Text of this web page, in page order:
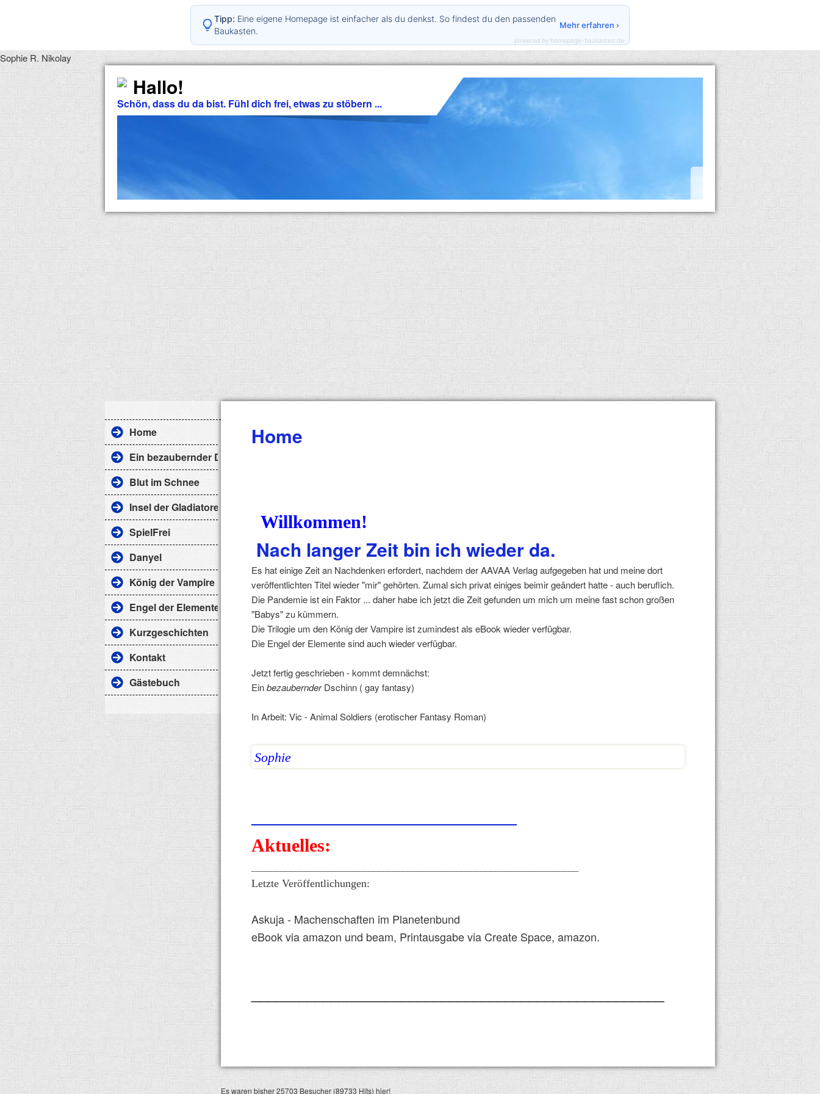
Sophie R. Nikolay
Hallo!
Schön, dass du da bist. Fühl dich frei, etwas zu stöbern ...
Home
Ein bezaubernder Dschinn
Blut im Schnee
Insel der Gladiatoren
SpielFrei
Danyel
König der Vampire
Engel der Elemente
Kurzgeschichten
Kontakt
Gästebuch
Home
Willkommen!
Nach langer Zeit bin ich wieder da.
Es hat einige Zeit an Nachdenken erfordert, nachdem der AAVAA Verlag aufgegeben hat und meine dort
veröffentlichten Titel wieder "mir" gehörten. Zumal sich privat einiges beimir geändert hatte - auch beruflich.
Die Pandemie ist ein Faktor ... daher habe ich jetzt die Zeit gefunden um mich um meine fast schon großen
"Babys" zu kümmern.
Die Trilogie um den König der Vampire ist zumindest als eBook wieder verfügbar.
Die Engel der Elemente sind auch wieder verfügbar.
Jetzt fertig geschrieben - kommt demnächst:
EinbezaubernderDschinn ( gay fantasy)
In Arbeit: Vic - Animal Soldiers (erotischer Fantasy Roman)
Sophie
Aktuelles:
Letzte Veröffentlichungen:
Askuja - Machenschaften im Planetenbund
eBook via amazon und beam, Printausgabe via Create Space, amazon.
Es waren bisher 25703 Besucher (89733 Hits) hier!
Tipp: Eine eigene Homepage ist einfacher als du denkst. So findest du den passenden
Baukasten.
Mehr erfahren ›
powered by homepage-baukasten.de